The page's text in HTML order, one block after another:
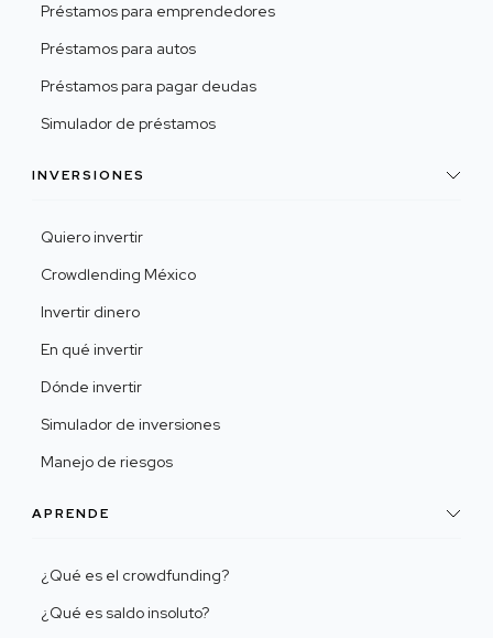
Préstamos para emprendedores
Préstamos para autos
Préstamos para pagar deudas
Simulador de préstamos
INVERSIONES
Quiero invertir
Crowdlending México
Invertir dinero
En qué invertir
Dónde invertir
Simulador de inversiones
Manejo de riesgos
APRENDE
¿Qué es el crowdfunding?
¿Qué es saldo insoluto?